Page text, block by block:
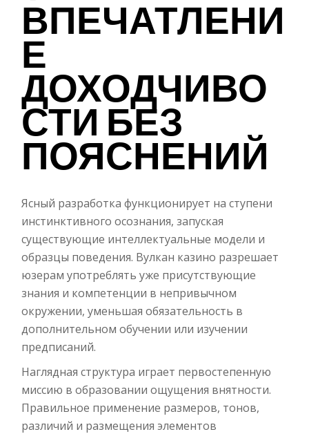
ВПЕЧАТЛЕНИ
Е
ДОХОДЧИВО
СТИ БЕЗ
ПОЯСНЕНИЙ
Ясный разработка функционирует на ступени
инстинктивного осознания, запуская
существующие интеллектуальные модели и
образцы поведения. Вулкан казино разрешает
юзерам употреблять уже присутствующие
знания и компетенции в непривычном
окружении, уменьшая обязательность в
дополнительном обучении или изучении
предписаний.
Наглядная структура играет первостепенную
миссию в образовании ощущения внятности.
Правильное применение размеров, тонов,
различий и размещения элементов